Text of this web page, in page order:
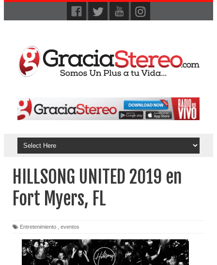
HILLSONG UNITED 2019 en
Fort Myers, FL
Entretenimiento eventos